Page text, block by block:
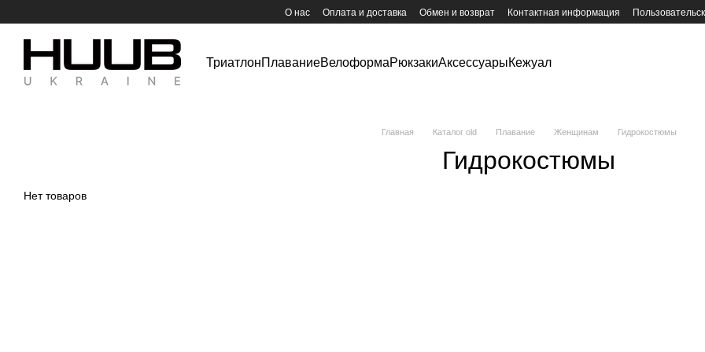
О нас Оплата и доставка Обмен и возврат Контактная информация
ТриатлонПлаваниеВелоформаРюкзакиАксессуарыКежуал
Главная Каталог old Плавание Женщинам Гидрокостюмы
Гидрокостюмы
Нет товаров